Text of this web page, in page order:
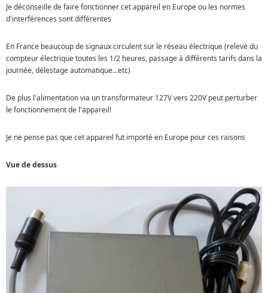
Je déconseille de faire fonctionner cet appareil en Europe ou les normes
d'interférences sont différentes
En France beaucoup de signaux circulent sur le réseau électrique (relevé du
compteur électrique toutes les 1/2 heures, passage à différents tarifs dans la
journée, délestage automatique...etc)
De plus l'alimentation via un transformateur 127V vers 220V peut perturber
le fonctionnement de l'appareil!
Je ne pense pas que cet appareil fut importé en Europe pour ces raisons
Vue de dessus